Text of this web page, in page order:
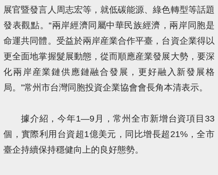
展官暨發言人周志宏等，就低碳能源、綠色轉型等話題
發表觀點。“兩岸經濟同屬中華民族經濟，兩岸同胞是
命運共同體。受益於兩岸産業合作平臺，台資企業得以
更全面地掌握髮展動態，從而順應産業發展大勢，要深
化兩岸産業鏈供應鏈融合發展，更好融入新發展格
局。”常州市台灣同胞投資企業協會會長角本清表示。
據介紹，今年1—9月，常州全市新增台資項目33
個，實際利用台資超1億美元，同比增長超21%，全市
臺企持續保持穩健向上的良好態勢。